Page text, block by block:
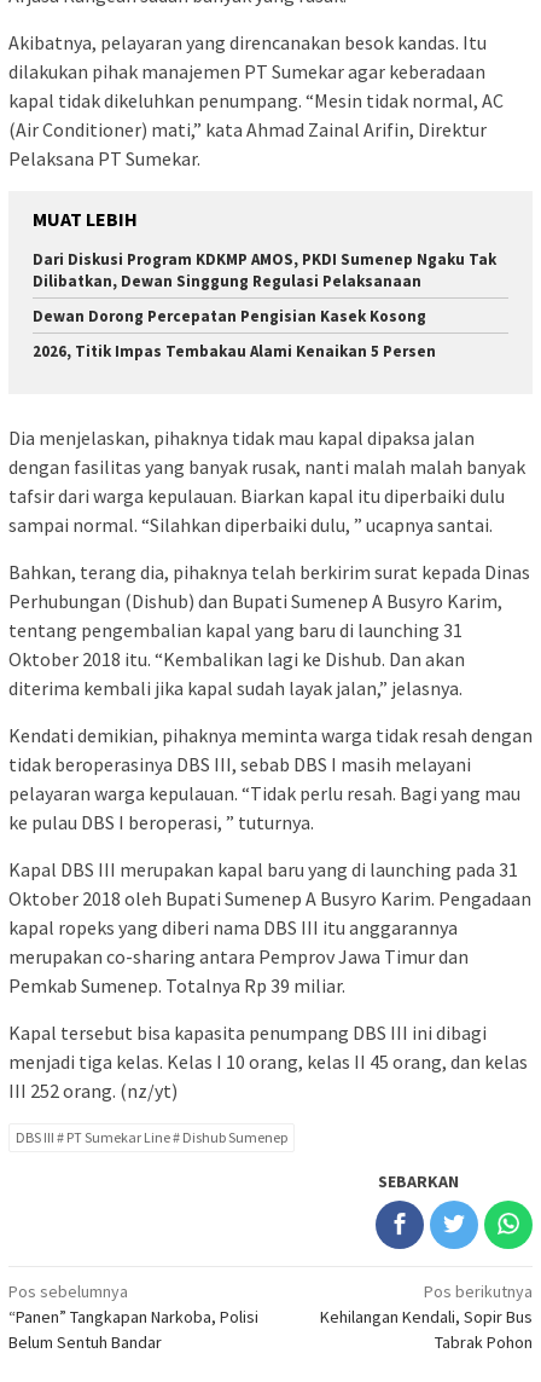
Akibatnya, pelayaran yang direncanakan besok kandas. Itu
dilakukan pihak manajemen PT Sumekar agar keberadaan
kapal tidak dikeluhkan penumpang. “Mesin tidak normal, AC
(Air Conditioner) mati,” kata Ahmad Zainal Arifin, Direktur
Pelaksana PT Sumekar.
MUAT LEBIH
Dari Diskusi Program KDKMP AMOS, PKDI Sumenep Ngaku Tak
Dilibatkan, Dewan Singgung Regulasi Pelaksanaan
Dewan Dorong Percepatan Pengisian Kasek Kosong
2026, Titik Impas Tembakau Alami Kenaikan 5 Persen
Dia menjelaskan, pihaknya tidak mau kapal dipaksa jalan
dengan fasilitas yang banyak rusak, nanti malah malah banyak
tafsir dari warga kepulauan. Biarkan kapal itu diperbaiki dulu
sampai normal. “Silahkan diperbaiki dulu, ” ucapnya santai.
Bahkan, terang dia, pihaknya telah berkirim surat kepada Dinas
Perhubungan (Dishub) dan Bupati Sumenep A Busyro Karim,
tentang pengembalian kapal yang baru di launching 31
Oktober 2018 itu. “Kembalikan lagi ke Dishub. Dan akan
diterima kembali jika kapal sudah layak jalan,” jelasnya.
Kendati demikian, pihaknya meminta warga tidak resah dengan
tidak beroperasinya DBS III, sebab DBS I masih melayani
pelayaran warga kepulauan. “Tidak perlu resah. Bagi yang mau
ke pulau DBS I beroperasi, ” tuturnya.
Kapal DBS III merupakan kapal baru yang di launching pada 31
Oktober 2018 oleh Bupati Sumenep A Busyro Karim. Pengadaan
kapal ropeks yang diberi nama DBS III itu anggarannya
merupakan co-sharing antara Pemprov Jawa Timur dan
Pemkab Sumenep. Totalnya Rp 39 miliar.
Kapal tersebut bisa kapasita penumpang DBS III ini dibagi
menjadi tiga kelas. Kelas I 10 orang, kelas II 45 orang, dan kelas
III 252 orang. (nz/yt)
DBS III # PT Sumekar Line # Dishub Sumenep
SEBARKAN
Navigasi
pos
Pos sebelumnya
“Panen” Tangkapan Narkoba, Polisi
Belum Sentuh Bandar
Pos berikutnya
Kehilangan Kendali, Sopir Bus
Tabrak Pohon